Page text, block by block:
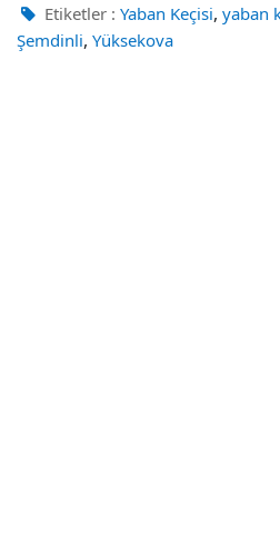
Etiketler : Yaban Keçisi, yaban
Şemdinli, Yüksekova